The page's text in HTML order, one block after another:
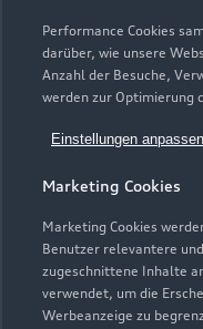
Performance Cookies
darüber, wie unsere
Anzahl der Besuche,
werden zur Optimierung
Einstellungen anpassen
Marketing Cookies
Marketing Cookies
Benutzer relevantere
zugeschnittene Inhalte
verwendet, um die
Werbeanzeige zu
Elektromodelle
Plug-in-Hybride
Neuwagensuche
Geschäftskunden
Service &
Saisonale Angebote
Audi Services
Garantie
Audi digital services
myAudi
Support
Audi Code
Häufige Fragen (FAQ)
Über Audi
Unternehmen
Karriere
Investor Relations